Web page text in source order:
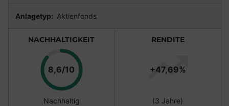
Anlagetyp: Aktienfonds
NACHHALTIGKEIT
8,6/10 Punkte
Nachhaltig
RENDITE
+47,69%
(3 Jahre)